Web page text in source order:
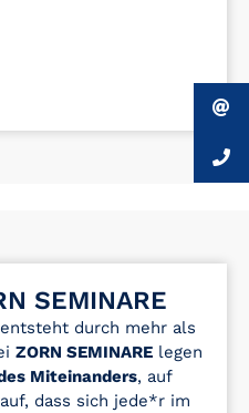
SEMINARE
entsteht durch mehr als
ZORN SEMINARE legen
Miteinanders, auf
dass sich jede*r im